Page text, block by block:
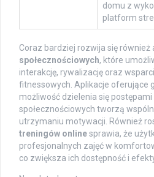
domu z
platform
Coraz bardziej rozwija się również
społecznościowych, które
interakcję, rywalizację oraz
fitnessowych. Aplikacje oferujące
możliwość dzielenia się
społecznościowych tworzą
utrzymaniu motywacji. Również
treningów onlinesprawia, że
profesjonalnych zajęć w
co zwiększa ich dostępność i